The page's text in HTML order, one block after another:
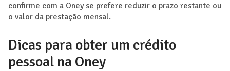
confirme com a Oney se prefere reduzir o prazo restante ou
o valor da prestação mensal.
Dicas para obter um crédito
pessoal na Oney